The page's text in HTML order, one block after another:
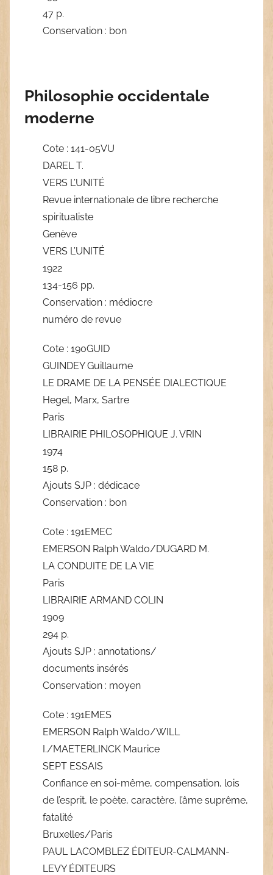
47 p.
Conservation : bon
Philosophie occidentale
moderne
Cote : 141-05VU
DAREL T.
VERS L’UNITÉ
Revue internationale de libre recherche
spiritualiste
Genève
VERS L’UNITÉ
1922
134-156 pp.
Conservation : médiocre
numéro de revue
Cote : 190GUID
GUINDEY Guillaume
LE DRAME DE LA PENSÉE DIALECTIQUE
Hegel, Marx, Sartre
Paris
LIBRAIRIE PHILOSOPHIQUE J. VRIN
1974
158 p.
Ajouts SJP : dédicace
Conservation : bon
Cote : 191EMEC
EMERSON Ralph Waldo/DUGARD M.
LA CONDUITE DE LA VIE
Paris
LIBRAIRIE ARMAND COLIN
1909
294 p.
Ajouts SJP : annotations/
documents insérés
Conservation : moyen
Cote : 191EMES
EMERSON Ralph Waldo/WILL
I./MAETERLINCK Maurice
SEPT ESSAIS
Confiance en soi-même, compensation, lois
de l’esprit, le poète, caractère, l’âme suprême,
fatalité
Bruxelles/Paris
PAUL LACOMBLEZ ÉDITEUR-CALMANN-
LEVY ÉDITEURS